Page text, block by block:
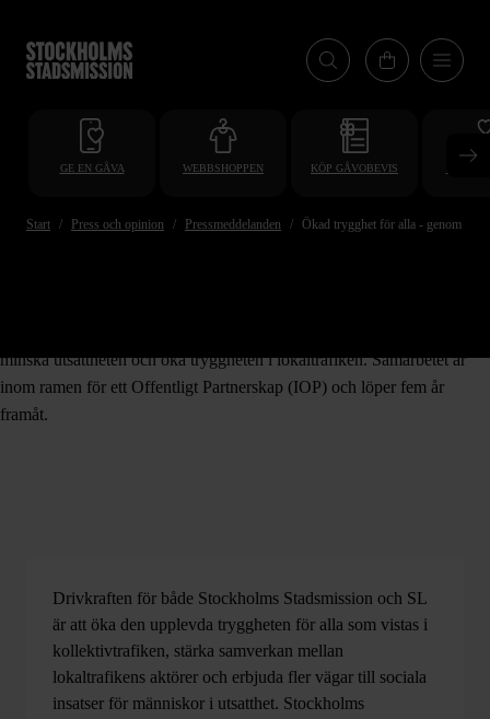
till
huvudinnehåll
GE EN GÅVA WEBBSHOPPEN KÖP GÅVOBEVIS
Start Press och opinion Pressmeddelanden Ökad trygghet för alla - genom nytt
minska utsattheten och öka tryggheten i lokaltrafiken. Samarbetet är
inom ramen för ett Offentligt Partnerskap (IOP) och löper fem år
framåt.
Drivkraften för både Stockholms Stadsmission och SL
är att öka den upplevda tryggheten för alla som vistas i
kollektivtrafiken, stärka samverkan mellan
lokaltrafikens aktörer och erbjuda fler vägar till sociala
insatser för människor i utsatthet. Stockholms